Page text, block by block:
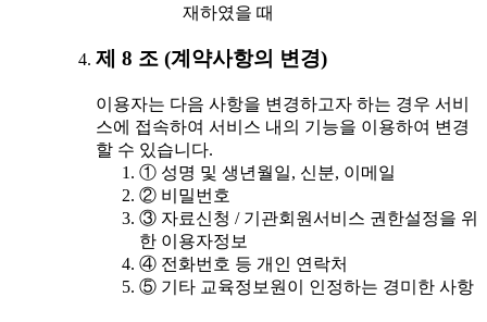
재하였을 때
제 8 조 (계약사항의 변경)
이용자는 다음 사항을 변경하고자 하는 경우 서비
스에 접속하여 서비스 내의 기능을 이용하여 변경
할 수 있습니다.
① 성명 및 생년월일, 신분, 이메일
② 비밀번호
③ 자료신청 / 기관회원서비스 권한설정을 위
한 이용자정보
④ 전화번호 등 개인 연락처
⑤ 기타 교육정보원이 인정하는 경미한 사항